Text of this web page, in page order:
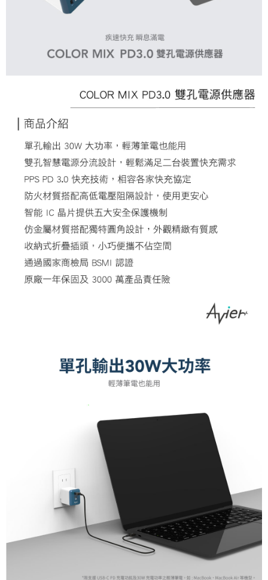
４．使用「AFTEE先享後付」時，將依據個別帳號之用戶狀況，依本公司即
時審查核予不同之上限額度；若仍有額度不足之情形，本公司將視審查結果
５．嚴禁一人註冊多個帳號或使用他人資訊註冊。若發現惡意使用之情形，
恩沛科技股份有限公司將有權停止該用戶之使用額度並採取法律行動。